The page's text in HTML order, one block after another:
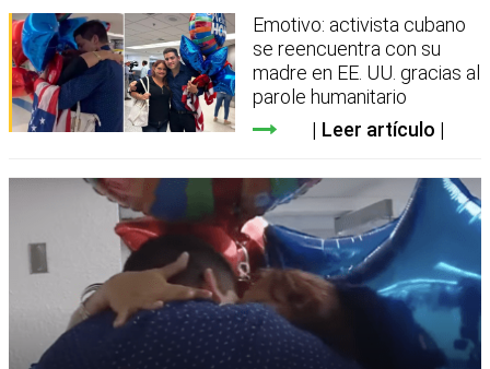
Emotivo: activista cubano
se reencuentra con su
madre en EE. UU. gracias al
parole humanitario
Leer artículo